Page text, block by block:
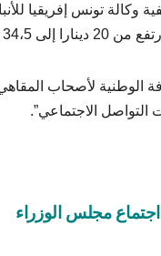
تونس إفريقيا
الواحد”.
الوطنية لأصحاب
الاجتماعي”.
مجلس الوزراء